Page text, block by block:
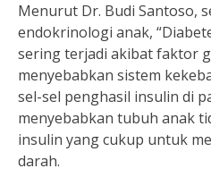
Menurut Dr. Budi Santoso,
endokrinologi anak,
sering terjadi akibat faktor
menyebabkan sistem
sel-sel penghasil insulin di
menyebabkan tubuh anak
insulin yang cukup untuk
darah.